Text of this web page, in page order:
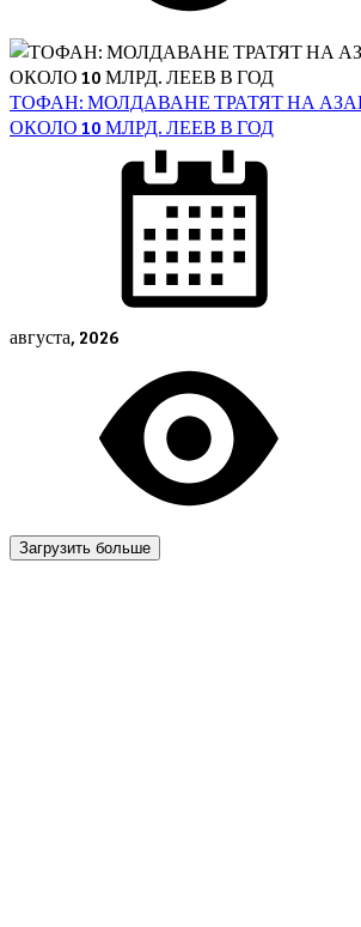
ТОФАН: МОЛДАВАНЕ ТРАТЯТ НА
ОКОЛО 10 МЛРД. ЛЕЕВ В ГОД
августа, 2026
Загрузить больше